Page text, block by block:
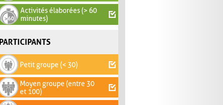
Activités élaborées (> 60
minutes)
PARTICIPANTS
Petit groupe (< 30)
Moyen groupe (entre 30
et 100)